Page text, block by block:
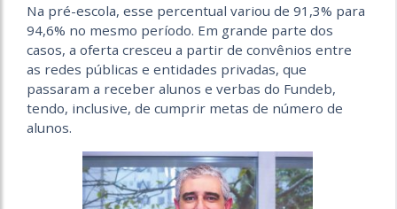
Na pré-escola, esse percentual variou de 91,3% para
94,6% no mesmo período. Em grande parte dos
casos, a oferta cresceu a partir de convênios entre
as redes públicas e entidades privadas, que
passaram a receber alunos e verbas do Fundeb,
tendo, inclusive, de cumprir metas de número de
alunos.